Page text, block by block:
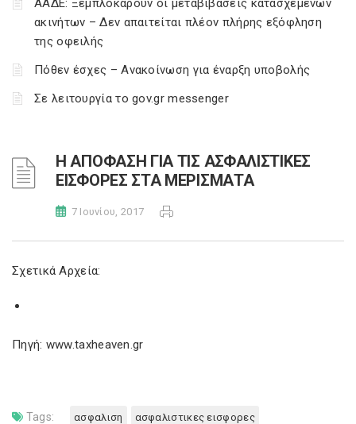
ΑΑΔΕ: Ξεμπλοκάρουν οι μεταβιβάσεις κατασχεμένων
ακινήτων – Δεν απαιτείται πλέον πλήρης εξόφληση
της οφειλής
Πόθεν έσχες – Ανακοίνωση για έναρξη υποβολής
Σε λειτουργία το gov.gr messenger
Η ΑΠΟΦΑΣΗ ΓΙΑ ΤΙΣ ΑΣΦΑΛΙΣΤΙΚΕΣ
ΕΙΣΦΟΡΕΣ ΣΤΑ ΜΕΡΙΣΜΑΤΑ
7 Ιουνίου, 2017
Σχετικά Αρχεία:
Πηγή: www.taxheaven.gr
Tags: ασφαλιση ασφαλιστικες εισφορες